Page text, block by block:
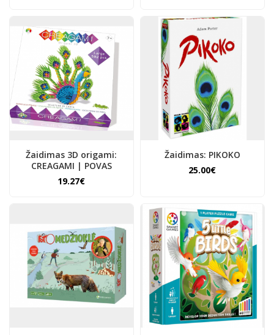
Žaidimas 3D origami:
CREAGAMI | POVAS
19.27€
Žaidimas: PIKOKO
25.00€